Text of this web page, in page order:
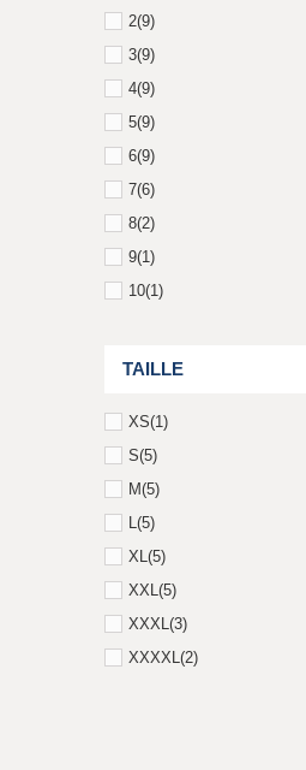
2(9)
3(9)
4(9)
5(9)
6(9)
7(6)
8(2)
9(1)
10(1)
TAILLE
XS(1)
S(5)
M(5)
L(5)
XL(5)
XXL(5)
XXXL(3)
XXXXL(2)